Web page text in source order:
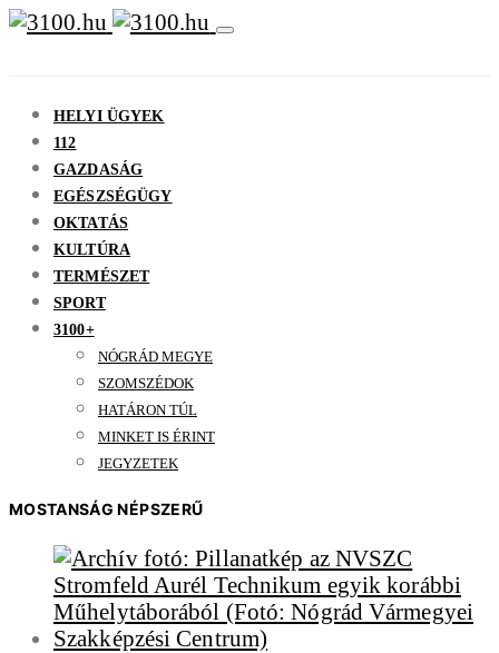
HELYI ÜGYEK
112
GAZDASÁG
EGÉSZSÉGÜGY
OKTATÁS
KULTÚRA
TERMÉSZET
SPORT
3100+
NÓGRÁD MEGYE
SZOMSZÉDOK
HATÁRON TÚL
MINKET IS ÉRINT
JEGYZETEK
MOSTANSÁG NÉPSZERŰ